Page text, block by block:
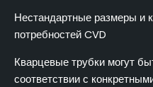
Нестандартные размеры и
потребностей CVD
Кварцевые трубки могут
соответствии с